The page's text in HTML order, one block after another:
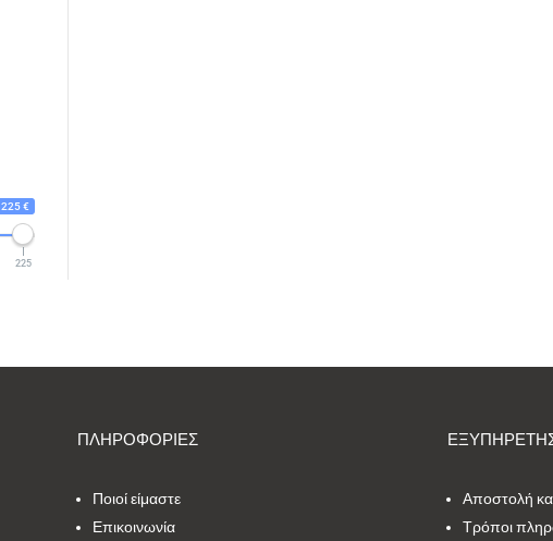
225 €
225
ΠΛΗΡΟΦΟΡΙΕΣ
Ποιοί είμαστε
Επικοινωνία
Αποστολή
Τρόποι